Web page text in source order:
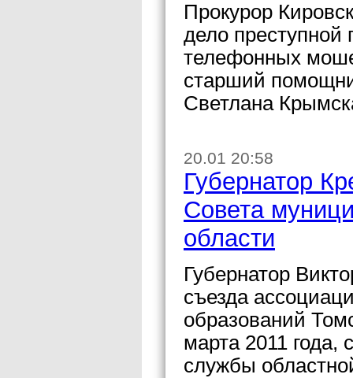
Прокурор
дело
телефонных
старший
Светлана
20.01 20:58
Губернатор
Совета
области
Губернатор
съезда
образований
марта 2011
службы